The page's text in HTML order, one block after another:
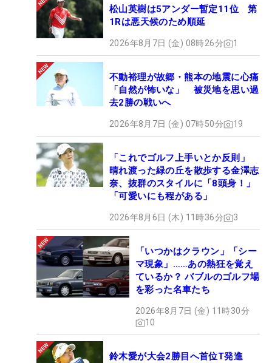
松山英樹は5アンダー暫定11位 第
1Rは悪天候のため順延
2026年8月7日 (金) 08時26分 1
不動裕理が故郷・熊本の地震に心痛
「自然が怖いな」 被災地を思い過
去2勝の戦いへ
2026年8月7日 (金) 07時50分 19
「これでゴルフ上手いとか反則」
晴れ渡った緑の丘を散歩する金澤志
奈、抜群のスタイルに「8頭身！」
「可愛いにも程がある」
2026年8月6日 (木) 11時36分 3
「いつかはクラウン」「シー
マ現象」……あの熱狂を覚え
ているか？ バブルのゴルフ場
を彩った名車たち
2026年8月7日 (金) 11時30分
10
鈴木愛が大会2勝目へ首位T発進